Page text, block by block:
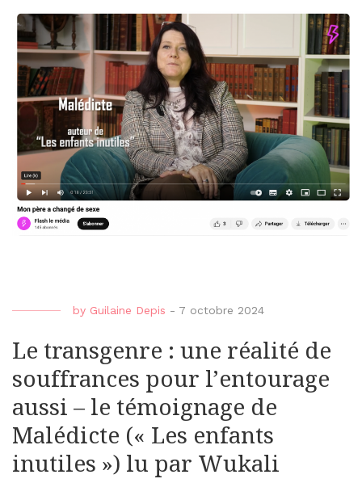
by Guilaine Depis - 7 octobre 2024
Le transgenre : une réalité de
souffrances pour l’entourage
aussi – le témoignage de
Malédicte (« Les enfants
inutiles ») lu par Wukali